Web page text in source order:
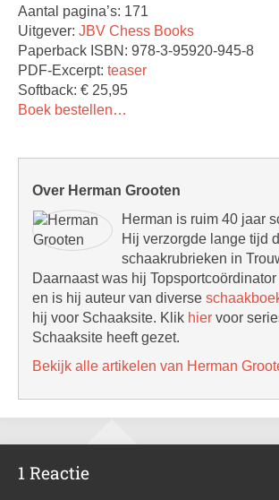
Aantal pagina’s: 171
Uitgever: JBV Chess Books
Paperback ISBN: 978-3-95920-945-8
PDF-Excerpt: teaser
Softback: € 25,95
Boek bestellen…
Over Herman Grooten
Herman is ruim 40 jaar
Hij verzorgde lange tijd
schaakrubrieken in
Daarnaast was hij
en is hij auteur van diverse
hij voor Schaaksite. Klik hier voor
Schaaksite heeft gezet.
Bekijk alle artikelen van Herman
1 Reactie